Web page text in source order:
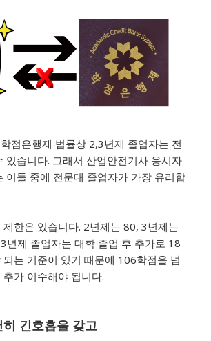
점은행제 법률상 2,3년제 졸업자는 전
있습니다. 그래서 산업안전기사 응시자
이들 중에 전문대 졸업자가 가장 유리합
한은 있습니다. 2년제는 80, 3년제는
년제 졸업자는 대학 졸업 후 추가로 18
는 기준이 있기 때문에 106학점을 넘
가 이수해야 됩니다.
긴호흡을 갖고